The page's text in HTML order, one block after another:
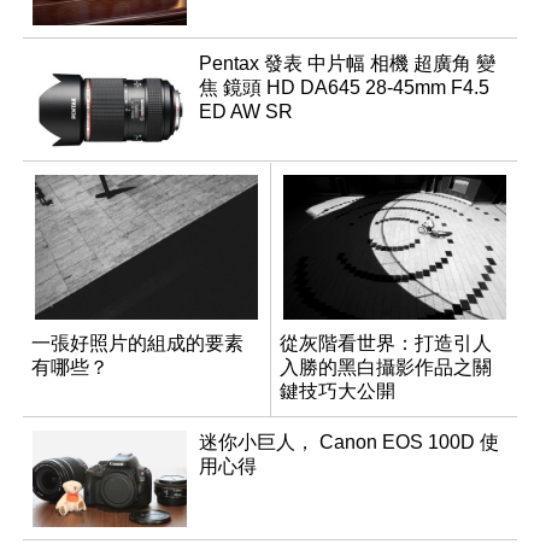
Pentax 發表 中片幅 相機 超廣角 變
焦 鏡頭 HD DA645 28-45mm F4.5
ED AW SR
一張好照片的組成的要素
有哪些？
從灰階看世界：打造引人
入勝的黑白攝影作品之關
鍵技巧大公開
迷你小巨人， Canon EOS 100D 使
用心得